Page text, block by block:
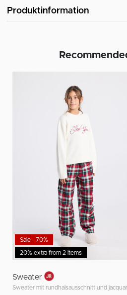
Produktinformation
20% extra from 2 items
Sale - 70%
Sweater